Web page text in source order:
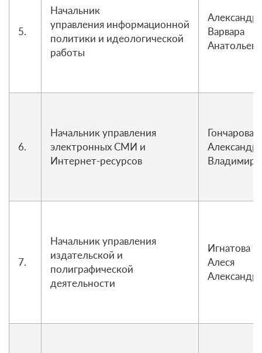
5.
Начальник
управления информационной
политики и идеологической
работы
Варвара
6.
Начальник управления
электронных СМИ и
Интернет-ресурсов
Гончарова
Александра
7.
Начальник управления
издательской и
полиграфической
деятельности
Игнатова
Алеся